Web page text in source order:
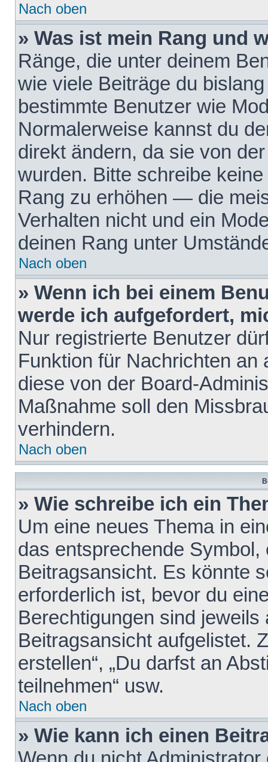
Nach oben
» Was ist mein Rang und
Ränge, die unter deinem
wie viele Beiträge du
bestimmte Benutzer wie
Normalerweise kannst du
direkt ändern, da sie von
wurden. Bitte schreibe
Rang zu erhöhen — die
Verhalten nicht und ein
deinen Rang unter
Nach oben
» Wenn ich bei einem
werde ich aufgefordert,
Nur registrierte Benutzer
Funktion für Nachrichten
diese von der Board-
Maßnahme soll den
verhindern.
Nach oben
» Wie schreibe ich ein
Um eine neues Thema in
das entsprechende
Beitragsansicht. Es könnte
erforderlich ist, bevor du
Berechtigungen sind
Beitragsansicht aufgelistet.
erstellen“, „Du darfst an
teilnehmen“ usw.
Nach oben
» Wie kann ich einen